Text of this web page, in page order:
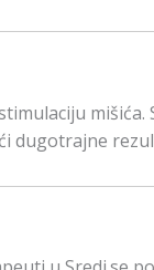
dugotrajne